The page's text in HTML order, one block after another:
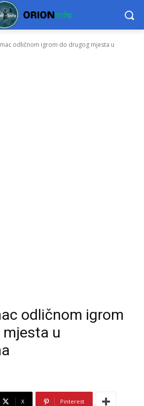
odličnom igrom do drugog mjesta u
odličnom igrom
u
X Pinterest